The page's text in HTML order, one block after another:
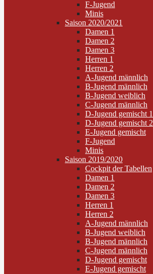
F-Jugend
Minis
Saison 2020/2021
Damen 1
Damen 2
Damen 3
Herren 1
Herren 2
A-Jugend männlich
B-Jugend männlich
B-Jugend weiblich
C-Jugend männlich
D-Jugend gemischt 1
D-Jugend gemischt 2
E-Jugend gemischt
F-Jugend
Minis
Saison 2019/2020
Cockpit der Tabellen
Damen 1
Damen 2
Damen 3
Herren 1
Herren 2
A-Jugend männlich
B-Jugend weiblich
B-Jugend männlich
C-Jugend männlich
D-Jugend gemischt
E-Jugend gemischt